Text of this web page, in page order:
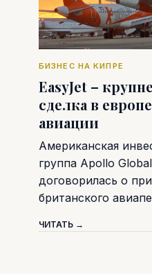
БИЗНЕС НА КИПРЕ
EasyJet –
сделка в
авиации
Американская
группа Apollo
договорилась о
британского
ЧИТАТЬ →